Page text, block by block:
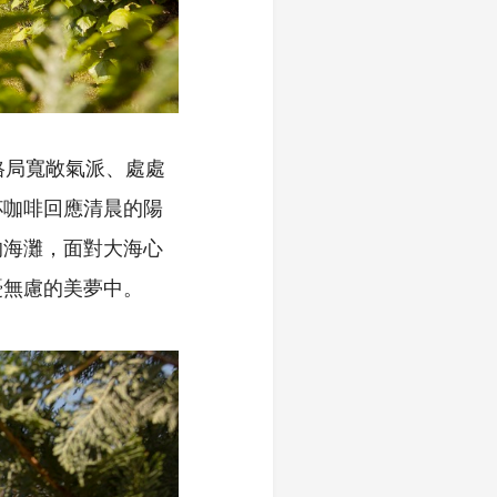
寬敞氣派、處處
啡回應清晨的陽
灘，面對大海心
慮的美夢中。